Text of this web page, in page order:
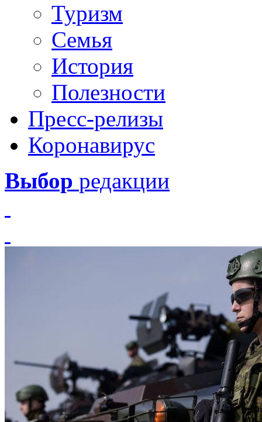
Туризм
Семья
История
Полезности
Пресс-релизы
Коронавирус
Выбор редакции